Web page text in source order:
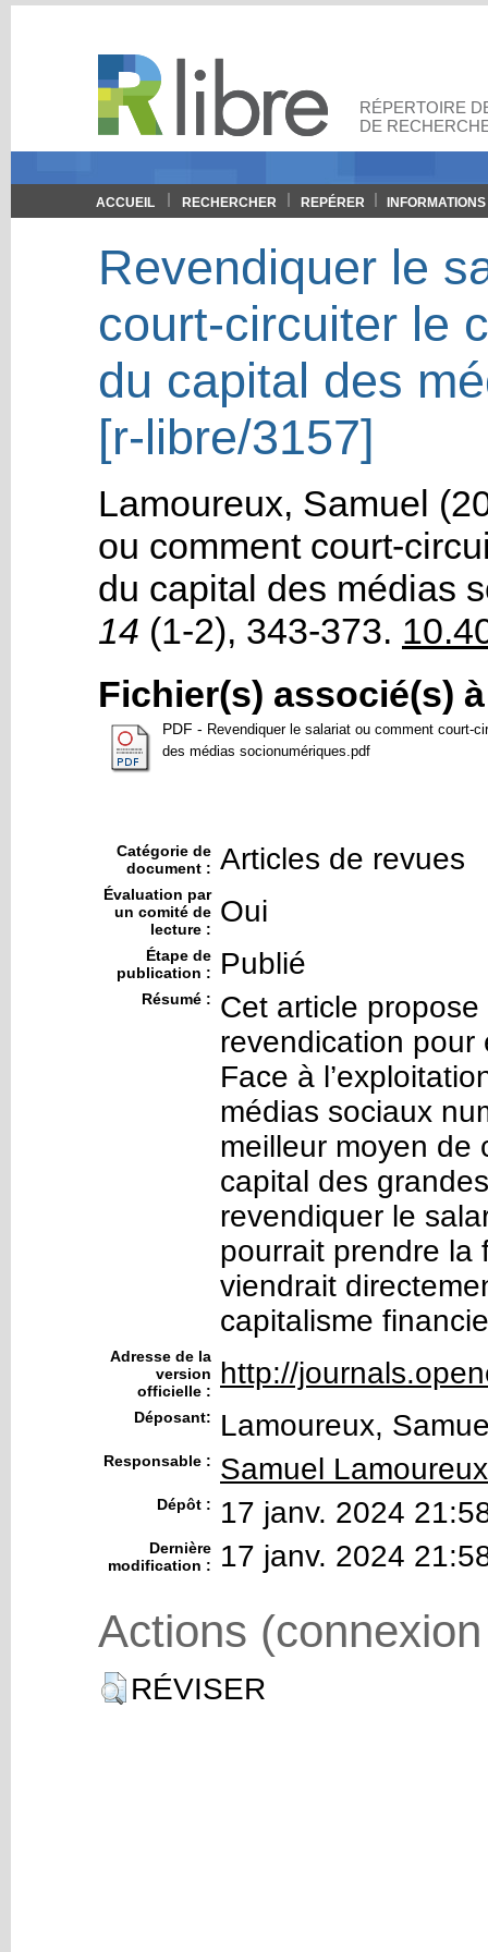
RÉPERTOIRE
DE
ACCUEIL RECHERCHER REPÉRER INFORMATIONS
Revendiquer le
court-circuiter le
du capital des
[r-libre/3157]
Lamoureux, Samuel
ou comment court-
du capital des médias
14 (1-2), 343-373.
Fichier(s) associé(s)
PDF - Revendiquer le salariat ou comment court-
des médias socionumériques.pdf
Catégorie de
document : Articles de revues
Évaluation par
un comité de
lecture :
Oui
Étape de
publication :
Publié
Résumé :
Cet article
revendication pour
Face à
médias sociaux
meilleur moyen de
capital des
revendiquer le
pourrait prendre la
viendrait
capitalisme
Adresse de la
version
officielle :
http://
Déposant: Lamoureux,
Responsable : Samuel Lamoureux
Dépôt : 17 janv. 2024
Dernière
modification :
17 janv. 2024
Actions
RÉVISER